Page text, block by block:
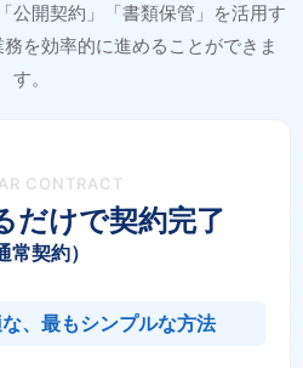
公開契約」「書類保管」を活用す
を効率的に進めることができま
す。
CONTRACT
だけで契約完了
常契約）
、最もシンプルな方法